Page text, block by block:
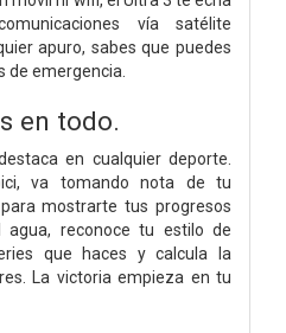
vía satélite
apuro, sabes que puedes
de emergencia.
en todo.
en cualquier deporte.
va tomando nota de tu
mostrarte tus progresos
reconoce tu estilo de
que haces y calcula la
La victoria empieza en tu